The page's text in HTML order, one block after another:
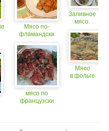
Мясо по-
фламандски
мясо по
французски
Заливное
мясо.
Мясо
в фольге